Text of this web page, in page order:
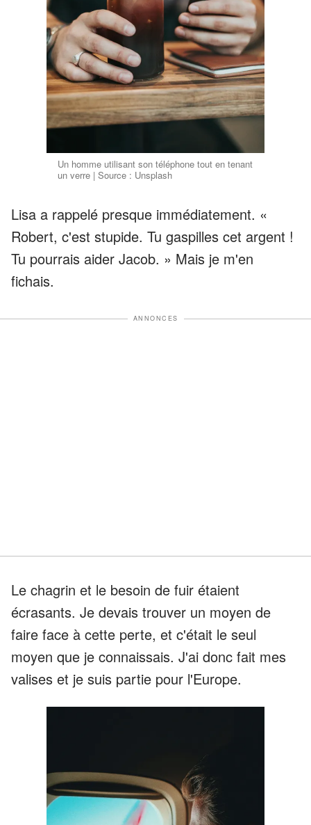
Un homme utilisant son téléphone tout en tenant
un verre | Source : Unsplash
Lisa a rappelé presque immédiatement. «
Robert, c'est stupide. Tu gaspilles cet argent !
Tu pourrais aider Jacob. » Mais je m'en
fichais.
ANNONCES
Le chagrin et le besoin de fuir étaient
écrasants. Je devais trouver un moyen de
faire face à cette perte, et c'était le seul
moyen que je connaissais. J'ai donc fait mes
valises et je suis partie pour l'Europe.